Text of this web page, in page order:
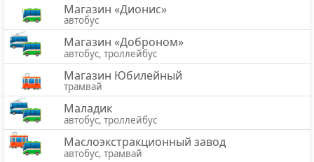
Магазин «Дионис»
автобус
Магазин «Доброном»
автобус, троллейбус
Магазин Юбилейный
трамвай
Маладик
автобус, троллейбус
Маслоэкстракционный завод
автобус, трамвай